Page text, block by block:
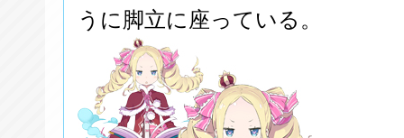
うに脚立に座っている。